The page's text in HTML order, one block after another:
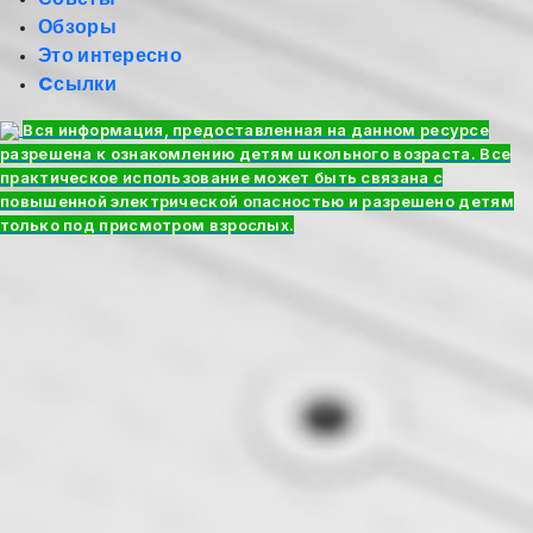
Обзоры
Это интересно
Cсылки
Вся информация, предоставленная на данном ресурсе
разрешена к ознакомлению детям школьного возраста. Все
практическое использование может быть связана с
повышенной электрической опасностью и разрешено детям
только под присмотром взрослых.